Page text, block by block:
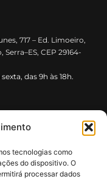
tecnologias como
do dispositivo. O
processar dados
717 – Ed. Limoeiro,
CEP 29164-
das 9h às 18h.
processo de